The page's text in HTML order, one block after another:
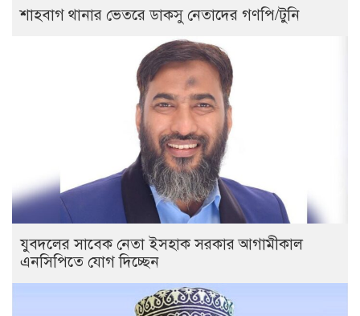
শাহবাগ থানার ভেতরে ডাকসু নেতাদের গণপি/টুনি
যুবদলের সাবেক নেতা ইসহাক সরকার আগামীকাল
এনসিপিতে যোগ দিচ্ছেন